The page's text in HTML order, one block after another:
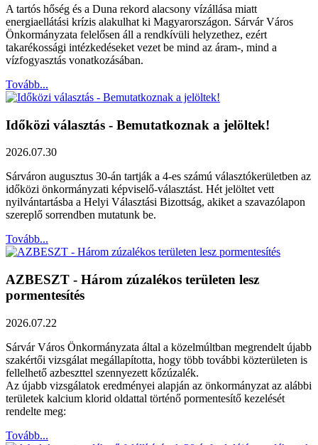
A tartós hőség és a Duna rekord alacsony vízállása miatt
energiaellátási krízis alakulhat ki Magyarországon. Sárvár Város
Önkormányzata felelősen áll a rendkívüli helyzethez, ezért
takarékossági intézkedéseket vezet be mind az áram-, mind a
vízfogyasztás vonatkozásában.
Tovább...
Időközi választás - Bemutatkoznak a jelöltek!
2026.07.30
Sárváron augusztus 30-án tartják a 4-es számú választókerületben az
időközi önkormányzati képviselő-választást. Hét jelöltet vett
nyilvántartásba a Helyi Választási Bizottság, akiket a szavazólapon
szereplő sorrendben mutatunk be.
Tovább...
AZBESZT - Három zúzalékos területen lesz
pormentesítés
2026.07.22
Sárvár Város Önkormányzata által a közelmúltban megrendelt újabb
szakértői vizsgálat megállapította, hogy több további közterületen is
fellelhető azbeszttel szennyezett kőzúzalék.
Az újabb vizsgálatok eredményei alapján az önkormányzat az alábbi
területek kalcium klorid oldattal történő pormentesítő kezelését
rendelte meg:
Tovább...